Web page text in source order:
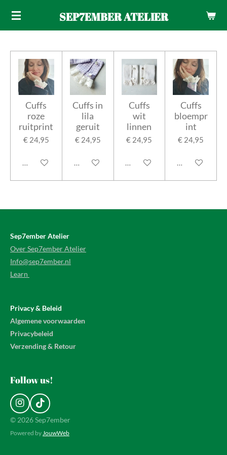
Ga
de
hoofdinhoud
SEP7EMBER ATELIER
Cuffs
roze
ruitprint
€ 24,95
In winkelwagen
Cuffs in
lila
geruit
€ 24,95
In winkelwagen
Cuffs
wit
linnen
€ 24,95
In winkelwagen
Cuffs
bloempr
int
€ 24,95
In
Sep7ember Atelier
Over Sep7ember Atelier
Info@sep7ember.nl
Learn
Privacy & Beleid
Algemene voorwaarden
Privacybeleid
Verzending & Retour
Follow us!
I
n
s
t
T
i
k
T
© 2026 Sep7ember
Powered by JouwWeb